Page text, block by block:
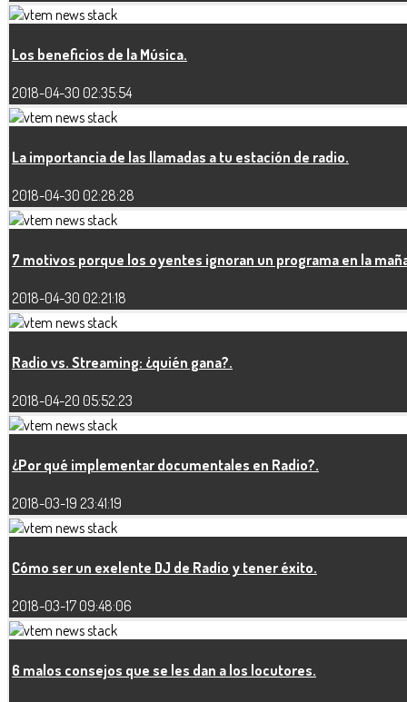
Los beneficios de la Música.
2018-04-30 02:35:54
La importancia de las llamadas a tu estación de radio.
2018-04-30 02:28:28
7 motivos porque los oyentes ignoran un programa en la
2018-04-30 02:21:18
Radio vs. Streaming: ¿quién gana?.
2018-04-20 05:52:23
¿Por qué implementar documentales en Radio?.
2018-03-19 23:41:19
Cómo ser un exelente DJ de Radio y tener éxito.
2018-03-17 09:48:06
6 malos consejos que se les dan a los locutores.